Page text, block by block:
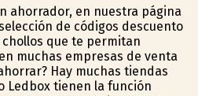
ahorrador, en nuestra página
de códigos descuento
que te permitan
muchas empresas de venta
Hay muchas tiendas
Ledbox tienen la función